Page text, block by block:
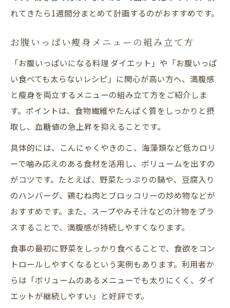
れてきたら1週間分まとめて計画するのがおすすめです。
お腹いっぱい瘦身メニューの組み立て方
「お腹いっぱいになる料理 ダイエット」や「お腹いっぱ
い食べても太らないレシピ」に関心が高い方へ、満腹感
と瘦身を両立するメニューの組み立て方をご紹介しま
す。ポイントは、食物繊維やたんぱく質をしっかりと摂
取し、血糖値の急上昇を抑えることです。
具体的には、こんにゃくやきのこ、海藻類など低カロリ
ーで噛み応えのある食材を活用し、ボリュームを出すの
がコツです。たとえば、野菜たっぷりの鍋や、豆腐入り
のハンバーグ、鶏むね肉とブロッコリーの炒め物などが
おすすめです。また、スープやみそ汁などの汁物をプラ
スすることで、満腹感が持続しやすくなります。
食事の最初に野菜をしっかり食べることで、食欲をコン
トロールしやすくなるという実例もあります。利用者か
らは「ボリュームのあるメニューでも太りにくく、ダイ
エットが継続しやすい」と好評です。